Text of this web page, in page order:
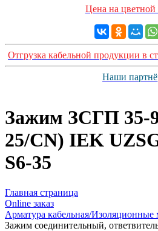
Цена на цветной
Отгрузка кабельной продукции в
Наши
Зажим ЗСГП 35-
25/CN) IEK
S6-35
Главная страница
Оnline заказ
Арматура кабельная/Изоляционные
Зажим соединительный,